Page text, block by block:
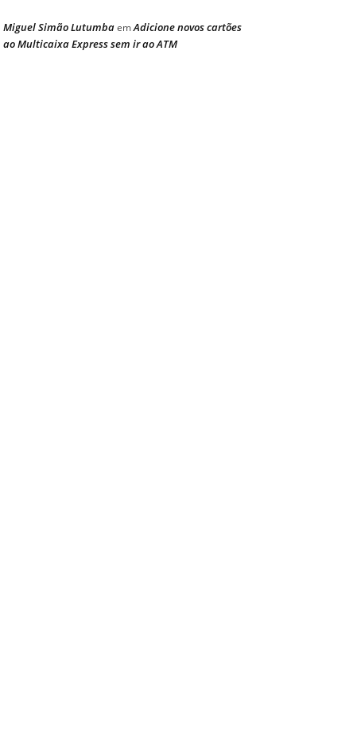
Miguel Simão LutumbaemAdicione novos cartões
ao Multicaixa Express sem ir ao ATM